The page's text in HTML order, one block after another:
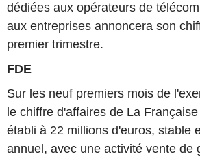
dédiées aux opérateurs de
aux entreprises annoncera son
premier trimestre.
FDE
Sur les neuf premiers mois de
le chiffre d'affaires de La
établi à 22 millions d'euros, stable
annuel, avec une activité vente de